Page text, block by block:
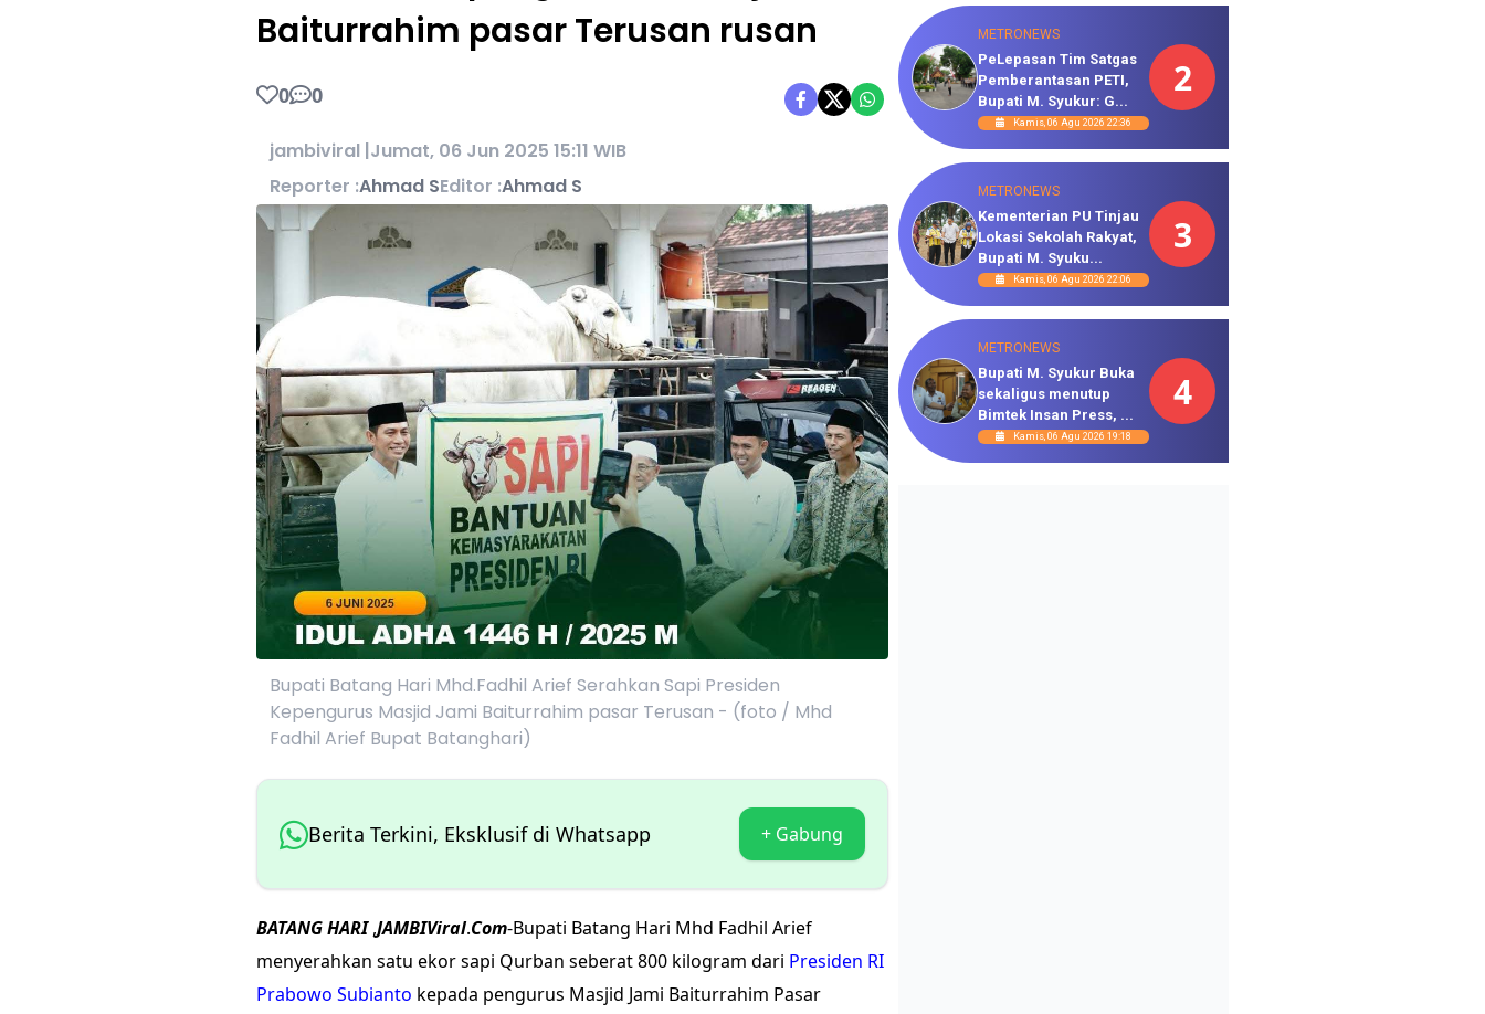
Baiturrahim pasar Terusan rusan
0 0
jambiviral |Jumat, 06 Jun 2025 15:11 WIB
Reporter :Ahmad SEditor :Ahmad S
Bupati Batang Hari Mhd.Fadhil Arief Serahkan Sapi Presiden
Kepengurus Masjid Jami Baiturrahim pasar Terusan - (foto / Mhd
Fadhil Arief Bupat Batanghari)
Berita Terkini, Eksklusif di Whatsapp + Gabung
BATANGHARI,JAMBIViral.Com-Bupati Batang Hari Mhd Fadhil Arief
menyerahkan satu ekor sapi Qurban seberat 800 kilogram dari Presiden RI
Prabowo Subianto kepada pengurus Masjid Jami Baiturrahim Pasar
METRONEWS
PeLepasan Tim Satgas
Pemberantasan PETI,
Bupati M. Syukur: G...
Kamis, 06 Agu 2026 22:36
2
METRONEWS
Kementerian PU Tinjau
Lokasi Sekolah Rakyat,
Bupati M. Syuku...
Kamis, 06 Agu 2026 22:06
3
METRONEWS
Bupati M. Syukur Buka
sekaligus menutup
Bimtek Insan Press, ...
Kamis, 06 Agu 2026 19:18
4